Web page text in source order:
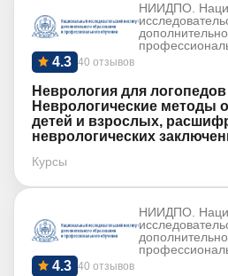
НИИДПО.
40 отзывов
4.3
Неврология для
Неврологические методы
детей и взрослых,
неврологических
Курсы
НИИДПО.
40 отзывов
4.3